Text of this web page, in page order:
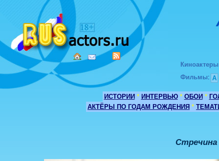
Киноактеры
Фильмы: А
ИСТОРИИ * ИНТЕРВЬЮ * ОБОИ *
АКТЁРЫ ПО ГОДАМ РОЖДЕНИЯ *
Стречина